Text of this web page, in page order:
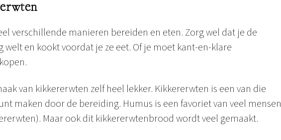
verschillende manieren bereiden en eten. Zorg wel dat je de
welt en kookt voordat je ze eet. Of je moet kant-en-klare
van kikkererwten zelf heel lekker. Kikkererwten is een van die
maken door de bereiding. Humus is een favoriet van veel mensen
Maar ook dit kikkererwtenbrood wordt veel gemaakt.